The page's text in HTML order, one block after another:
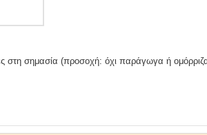
στη σημασία (προσοχή: όχι παράγωγα ή